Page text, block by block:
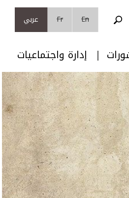
En
Fr عربي
إدارة واجتماعيات